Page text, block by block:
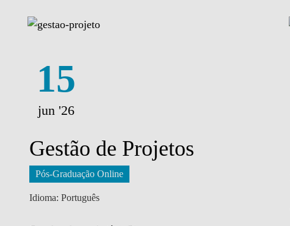
15
jun '26
Gestão de Projetos
Pós-Graduação Online
Idioma: Português